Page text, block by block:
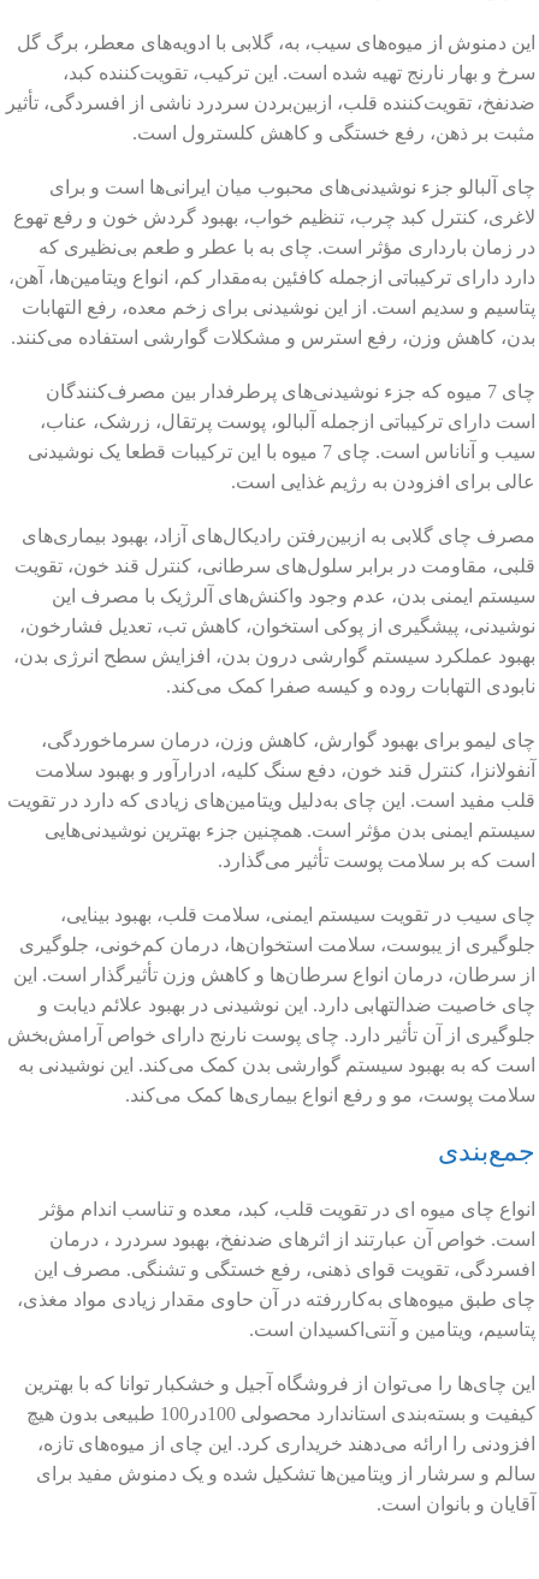
این دمنوش از میوه‌های سیب، به، گلابی با ادویه‌های معطر، برگ گل
سرخ و بهار نارنج تهیه شده است. این ترکیب، تقویت‌کننده کبد،
ضدنفخ، تقویت‌کننده قلب، ازبین‌بردن سردرد ناشی از افسردگی، تأثیر
مثبت بر ذهن، رفع خستگی و کاهش کلسترول است.
چای آلبالو جزء نوشیدنی‌های محبوب میان ایرانی‌ها است و برای
لاغری، کنترل کبد چرب، تنظیم خواب، بهبود گردش خون و رفع تهوع
در زمان بارداری مؤثر است. چای به با عطر و طعم بی‌نظیری که
دارد دارای ترکیباتی ازجمله کافئین به‌مقدار کم، انواع ویتامین‌ها، آهن،
پتاسیم و سدیم است. از این نوشیدنی برای زخم معده، رفع التهابات
بدن، کاهش وزن، رفع استرس و مشکلات گوارشی استفاده می‌کنند.
چای 7 میوه که جزء نوشیدنی‌های پرطرفدار بین مصرف‌کنندگان
است دارای ترکیباتی ازجمله آلبالو، پوست پرتقال، زرشک، عناب،
سیب و آناناس است. چای 7 میوه با این ترکیبات قطعا یک نوشیدنی
عالی برای افزودن به رژیم غذایی است.
مصرف چای گلابی به ازبین‌رفتن رادیکال‌های آزاد، بهبود بیماری‌های
قلبی، مقاومت در برابر سلول‌های سرطانی، کنترل قند خون، تقویت
سیستم ایمنی بدن، عدم وجود واکنش‌های آلرژیک با مصرف این
نوشیدنی، پیشگیری از پوکی استخوان، کاهش تب، تعدیل فشارخون،
بهبود عملکرد سیستم گوارشی درون بدن، افزایش سطح انرژی بدن،
نابودی التهابات روده و کیسه صفرا کمک می‌کند.
چای لیمو برای بهبود گوارش، کاهش وزن، درمان سرماخوردگی،
آنفولانزا، کنترل قند خون، دفع سنگ کلیه، ادرارآور و بهبود سلامت
قلب مفید است. این چای به‌دلیل ویتامین‌های زیادی که دارد در تقویت
سیستم ایمنی بدن مؤثر است. همچنین جزء بهترین نوشیدنی‌هایی
است که بر سلامت پوست تأثیر می‌گذارد.
چای سیب در تقویت سیستم ایمنی، سلامت قلب، بهبود بینایی،
جلوگیری از یبوست، سلامت استخوان‌ها، درمان کم‌خونی، جلوگیری
از سرطان، درمان انواع سرطان‌ها و کاهش وزن تأثیرگذار است. این
چای خاصیت ضدالتهابی دارد. این نوشیدنی در بهبود علائم دیابت و
جلوگیری از آن تأثیر دارد. چای پوست نارنج دارای خواص آرامش‌بخش
است که به بهبود سیستم گوارشی بدن کمک می‌کند. این نوشیدنی به
سلامت پوست، مو و رفع انواع بیماری‌ها کمک می‌کند.
جمع‌بندی
انواع چای میوه ای در تقویت قلب، کبد، معده و تناسب اندام مؤثر
است. خواص آن عبارتند از اثرهای ضدنفخ، بهبود سردرد ، درمان
افسردگی، تقویت قوای ذهنی، رفع خستگی و تشنگی. مصرف این
چای طبق میوه‌های به‌کاررفته در آن حاوی مقدار زیادی مواد مغذی،
پتاسیم، ویتامین و آنتی‌اکسیدان است.
این چای‌ها را می‌توان از فروشگاه آجیل و خشکبار توانا که با بهترین
کیفیت و بسته‌بندی استاندارد محصولی 100در100 طبیعی بدون هیچ
افزودنی را ارائه می‌دهند خریداری کرد. این چای از میوه‌های تازه،
سالم و سرشار از ویتامین‌ها تشکیل شده و یک دمنوش مفید برای
آقایان و بانوان است.